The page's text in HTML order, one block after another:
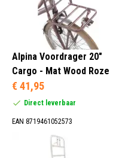
Nee (11)
Alpina Voordrager 20"
Cargo - Mat Wood Roze
€ 41,95
Direct leverbaar
EAN 8719461052573